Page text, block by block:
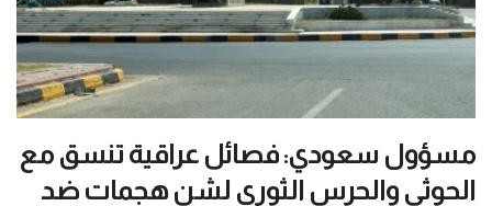
مسؤول سعودي: فصائل عراقية تنسق مع
الحوثي والحرس الثوري لشن هجمات ضد